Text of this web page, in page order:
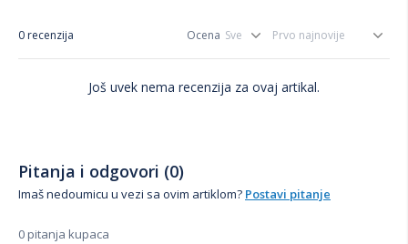
0 recenzija Ocena
Još uvek nema recenzija za ovaj artikal.
Pitanja i odgovori (0)
Imaš nedoumicu u vezi sa ovim artiklom? Postavi pitanje
0 pitanja kupaca